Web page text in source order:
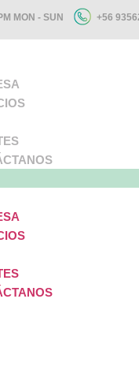
MON - SUN +56